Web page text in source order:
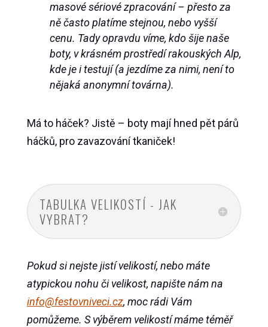
masové sériové zpracování – přesto za
ně často platíme stejnou, nebo vyšší
cenu. Tady opravdu víme, kdo šije naše
boty, v krásném prostředí rakouských Alp,
kde je i testují (a jezdíme za nimi, není to
nějaká anonymní továrna).
Má to háček? Jistě – boty mají hned pět párů
háčků, pro zavazování tkaniček!
TABULKA VELIKOSTÍ - JAK
VYBRAT?
Pokud si nejste jistí velikostí, nebo máte
atypickou nohu či velikost, napište nám na
info@festovniveci.cz, moc rádi Vám
pomůžeme. S výběrem velikostí máme téměř